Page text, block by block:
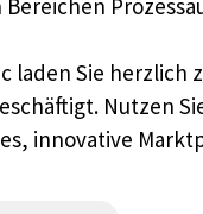
laden Sie
Nutzen
innovative